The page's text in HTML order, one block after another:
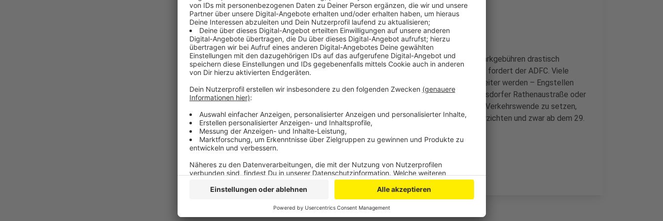
Anzeige
Autofahren in Innenstadtbereichen unattraktiv machen und die Parkgebühren drastisch
anheben, denn ein Busticket müsse billiger als ein Parkticket sein, fordert der ADFC. Viele
Radwege in der Stadt müssten außerdem dringend saniert und breiter werden – Engstellen
gebe es derzeit etwa an der Solinger Straße in Rheindorf, der Wiesdorfer Rathenaustraße oder
der Gustav-Heinemann-Straße. Um ein sichtbares Zeichen für die Verkehrswende zu setzen,
sollten politisch Aktive in der Stadt drei Wochen auf das Auto verzichten und zwar ab dem 29.
Mai wenn in Leverkusen wieder die Aktion Stadtradeln beginnt.
Anzeige